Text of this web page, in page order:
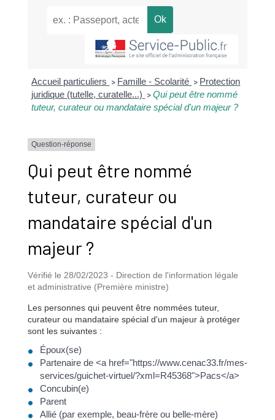
Accueil particuliers > Famille - Scolarité > Protection
juridique (tutelle, curatelle...) > Qui peut être nommé
tuteur, curateur ou mandataire spécial d'un majeur ?
Question-réponse
Qui peut être nommé
tuteur, curateur ou
mandataire spécial d'un
majeur ?
Vérifié le 28/02/2023 - Direction de l'information légale
et administrative (Première ministre)
Les personnes qui peuvent être nommées tuteur,
curateur ou mandataire spécial d'un majeur à protéger
sont les suivantes :
Époux(se)
Partenaire de <a href="https://www.cenac33.fr/mes-
services/guichet-virtuel/?xml=R45368">Pacs</a>
Concubin(e)
Parent
Allié (par exemple, beau-frère ou belle-mère)